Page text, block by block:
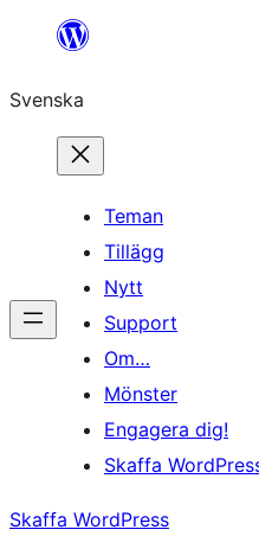
Hoppa
innehåll
Svenska
Teman
Tillägg
Nytt
Support
Om…
Mönster
Engagera dig!
Skaffa
Skaffa WordPress